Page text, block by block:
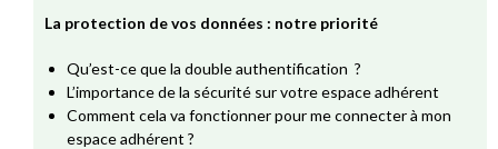
La protection de vos données : notre priorité
Qu’est-ce que la double authentification ?
L’importance de la sécurité sur votre espace adhérent
Comment cela va fonctionner pour me connecter à mon
espace adhérent ?